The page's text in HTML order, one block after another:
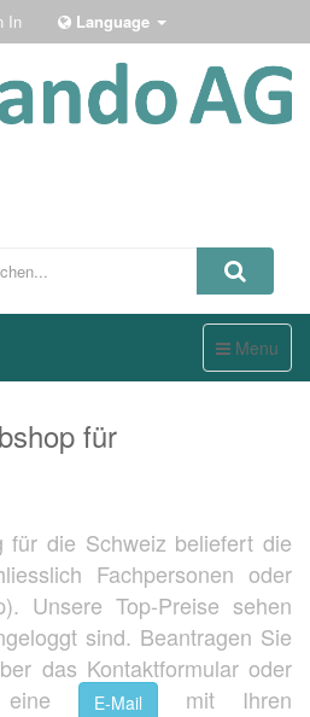
In Language
Toggle
navigation
Menu
für
für die Schweiz beliefert die
Fachpersonen oder
Unsere Top-Preise sehen
sind. Beantragen Sie
das Kontaktformular oder
E-Mail
mit Ihren